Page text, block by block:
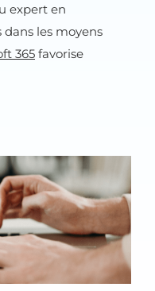
expert en
les moyens
365 favorise